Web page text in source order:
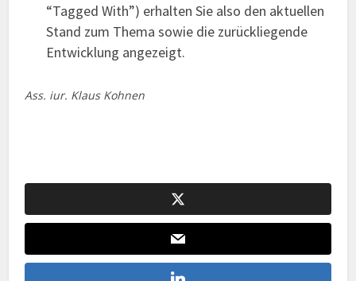
“Tagged With”) erhalten Sie also den aktuellen
Stand zum Thema sowie die zurückliegende
Entwicklung angezeigt.
Ass. iur. Klaus Kohnen